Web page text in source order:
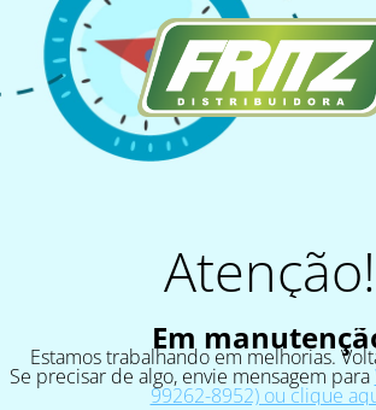
Atenção!
Em
Estamos trabalhando em melhorias.
Se precisar de algo, envie mensagem para
99262-8952) ou clique